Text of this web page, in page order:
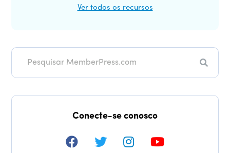
Ver todos os recursos
Conecte-se conosco